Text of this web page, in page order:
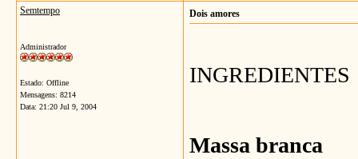
Semtempo
Administrador
Estado: Offline
Mensagens: 8214
Data: 21:20 Jul 9, 2004
Dois amores
INGREDIENTES
Massa branca